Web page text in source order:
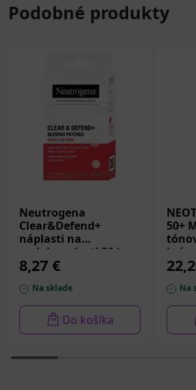
Podobné produkty
Neutrogena
Clear&Defend+
náplasti na
nedokonalosti 30 ks
8,27 €
Na sklade
Do košíka
50+
Na